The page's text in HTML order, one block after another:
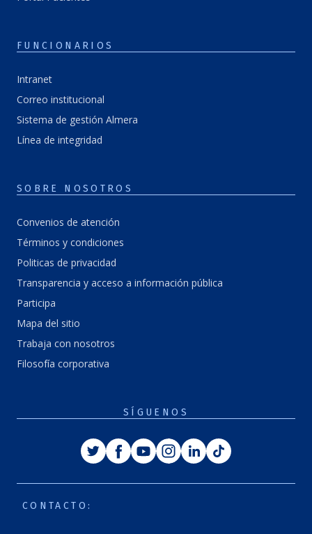
FUNCIONARIOS
Intranet
Correo institucional
Sistema de gestión Almera
Línea de integridad
SOBRE NOSOTROS
Convenios de atención
Términos y condiciones
Politicas de privacidad
Transparencia y acceso a información pública
Participa
Mapa del sitio
Trabaja con nosotros
Filosofía corporativa
SÍGUENOS
TwitterFacebook
YoutubeInstagram
LinkedinTiktok
CONTACTO: